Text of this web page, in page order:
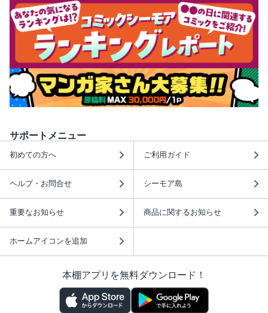
サポートメニュー
初めての方へ ご利用ガイド
ヘルプ・お問合せ シーモア島
重要なお知らせ 商品に関するお知らせ
ホームアイコンを追加
本棚アプリを無料ダウンロード！